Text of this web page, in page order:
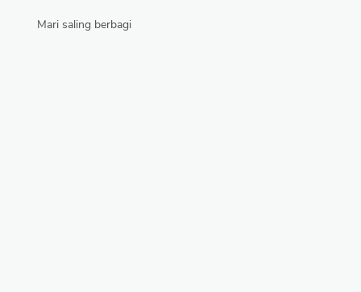
Mari saling berbagi